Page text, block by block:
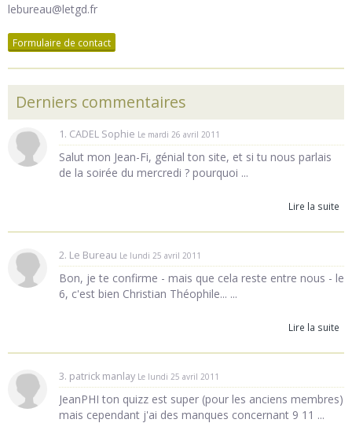
lebureau@letgd.fr
Formulaire de contact
Derniers commentaires
1. CADEL Sophie Le mardi 26 avril 2011
Salut mon Jean-Fi, génial ton site, et si tu nous parlais
de la soirée du mercredi ? pourquoi ...
Lire la suite
2. Le Bureau Le lundi 25 avril 2011
Bon, je te confirme - mais que cela reste entre nous - le
6, c'est bien Christian Théophile... ...
Lire la suite
3. patrick manlay Le lundi 25 avril 2011
JeanPHI ton quizz est super (pour les anciens membres)
mais cependant j'ai des manques concernant 9 11 ...